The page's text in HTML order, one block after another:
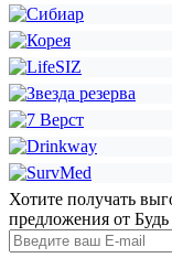
Хотите получать
предложения от Будь